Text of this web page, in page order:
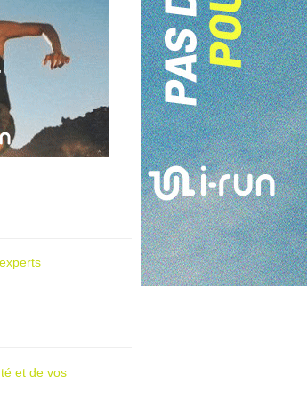
et de vos